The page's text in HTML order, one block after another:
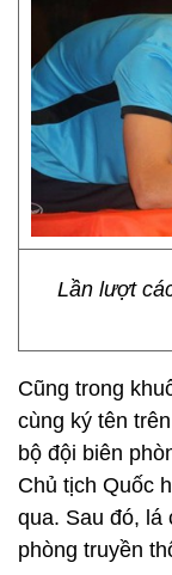
Lần lượt
Cũng trong
cùng ký tên
bộ đội biên
Chủ tịch Quốc
qua. Sau đó,
phòng truyền